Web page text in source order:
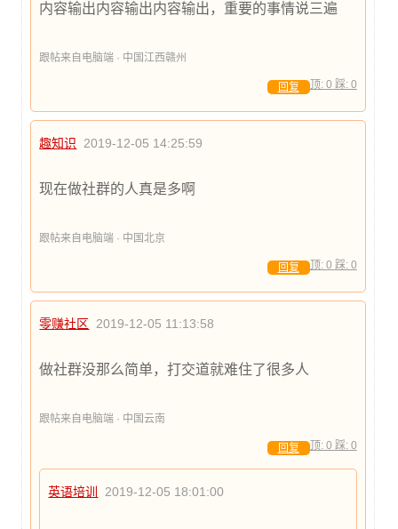
内容输出内容输出内容输出，重要的事情说三遍
跟帖来自电脑端 · 中国江西赣州
顶: 0 踩: 0
回复
趣知识 2019-12-05 14:25:59
现在做社群的人真是多啊
跟帖来自电脑端 · 中国北京
顶: 0 踩: 0
回复
零赚社区 2019-12-05 11:13:58
做社群没那么简单，打交道就难住了很多人
跟帖来自电脑端 · 中国云南
顶: 0 踩: 0
回复
英语培训 2019-12-05 18:01:00